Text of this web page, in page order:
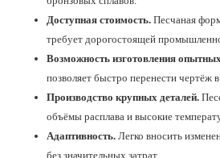
Доступная стоимость. Песчаная
требует дорогостоящей
Возможность изготовления
позволяет быстро перенести чертёж
Производство крупных деталей.
объёмы расплава и высокие
Адаптивность. Легко вносить
без значительных затрат.